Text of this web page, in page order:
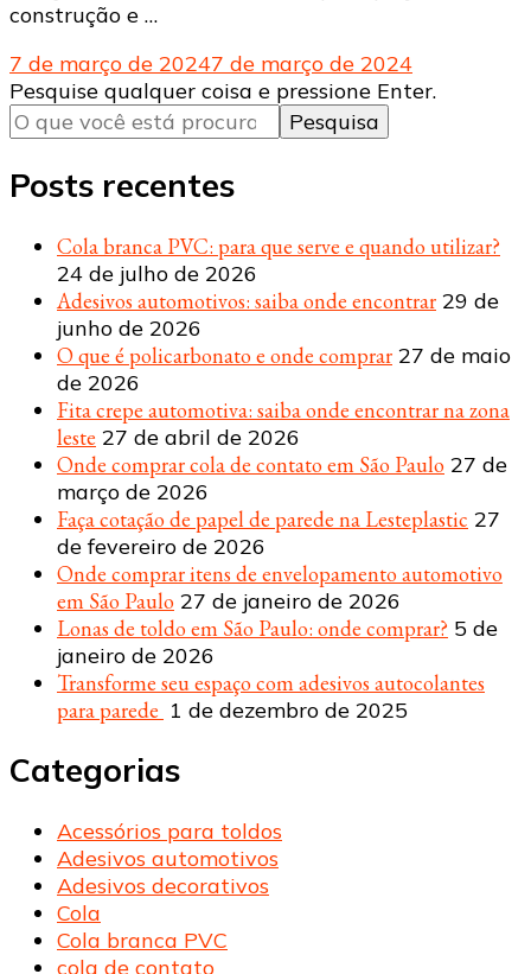
construção e …
7 de março de 20247 de março de 2024
Procurando
algo?
Pesquise qualquer coisa e pressione Enter.
Posts recentes
Cola branca PVC: para que serve e quando utilizar?
24 de julho de 2026
Adesivos automotivos: saiba onde encontrar 29 de
junho de 2026
O que é policarbonato e onde comprar 27 de maio
de 2026
Fita crepe automotiva: saiba onde encontrar na zona
leste 27 de abril de 2026
Onde comprar cola de contato em São Paulo 27 de
março de 2026
Faça cotação de papel de parede na Lesteplastic 27
de fevereiro de 2026
Onde comprar itens de envelopamento automotivo
em São Paulo 27 de janeiro de 2026
Lonas de toldo em São Paulo: onde comprar? 5 de
janeiro de 2026
Transforme seu espaço com adesivos autocolantes
para parede 1 de dezembro de 2025
Categorias
Acessórios para toldos
Adesivos automotivos
Adesivos decorativos
Cola
Cola branca PVC
cola de contato